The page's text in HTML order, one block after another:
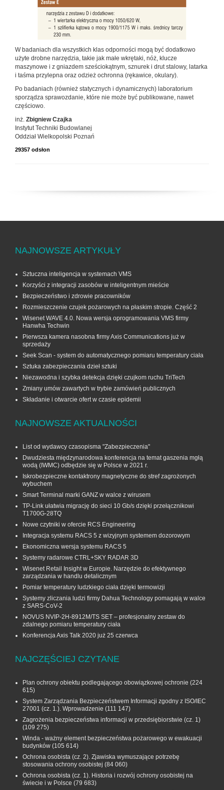
W badaniach dla wszystkich klas odporności mogą być dodatkowo
użyte drobne narzędzia, takie jak małe wkrętaki, nóż, klucze
maszynowe i z gniazdem sześciokątnym, sznurek i drut stalowy, latarka
i taśma przylepna oraz odzież ochronna (rękawice, okulary).
Po badaniach (również statycznych i dynamicznych) laboratorium
sporządza sprawozdanie, które nie może być publikowane, nawet
częściowo.
inż. Zbigniew Czajka
Instytut Techniki Budowlanej
Oddział Wielkopolski Poznań
29357 odsłon
NAJNOWSZE ARTYKUŁY
Sztuczna inteligencja w systemach VMS
Korzyści z integracji zasobów w inteligentnym mieście
Bezpieczeństwo i zdrowie pracowników
Rozmieszczenie czujek pożarowych na płaskim stropie. Część 2
Wisenet WAVE 4.0. Nowa wersja oprogramowania VMS firmy
Hanwha Techwin
Pierwsza kamera nasobna firmy Axis Communications już w
sprzedaży
Seek Scan - system do automatycznego pomiaru temperatury ciała
Sztuka zabezpieczania dzieł sztuki
Niezawodna i szybka detekcja dzięki czujkom ruchu TriTech
Zmiany umów zawartych w trybie zamówień publicznych
Składanie i otwarcie ofert w czasie epidemii
NAJNOWSZE AKTUALNOŚCI
List od wydawcy czasopisma "Zabezpieczenia"
Dwudziesta międzynarodowa konferencja na temat gaszenia mgłą
wodą (IWMC) odbędzie się w Polsce w 2021 r.
Iskrobezpieczne kontaktrony magnetyczne do stref zagrożonych
wybuchem
Smart Terminal marki GANZ w walce z wirusem
TP-Link ułatwia migrację do sieci 10 Gb/s dzięki przełącznikowi
T1700G‑28TQ
Nowe czytniki w ofercie RCS Engineering
Integracja systemu RACS 5 z wizyjnym systemem dozorowym
Ekonomiczna wersja systemu RACS 5
Systemy radarowe CTRL+SKY RADAR 3D
Wisenet Retail Insight w Europie. Narzędzie do efektywnego
zarządzania w handlu detalicznym
Pomiar temperatury ludzkiego ciała dzięki termowizji
Systemy zliczania ludzi firmy Dahua Technology pomagają w walce
z SARS-CoV-2
NOVUS NVIP-2H-8912M/TS SET – profesjonalny zestaw do
zdalnego pomiaru temperatury ciała
Konferencja Axis Talk 2020 już 25 czerwca
NAJCZĘŚCIEJ CZYTANE
Plan ochrony obiektu podlegającego obowiązkowej ochronie (224
615)
System Zarządzania Bezpieczeństwem Informacji zgodny z ISO/IEC
27001 (cz. 1.). Wprowadzenie (111 147)
Zagrożenia bezpieczeństwa informacji w przedsiębiorstwie (cz. 1)
(109 275)
Winda - ważny element bezpieczeństwa pożarowego w ewakuacji
budynków (105 614)
Ochrona osobista (cz. 2). Zjawiska wymuszające potrzebę
stosowania ochrony osobistej (84 060)
Ochrona osobista (cz. 1). Historia i rozwój ochrony osobistej na
świecie i w Polsce (79 683)